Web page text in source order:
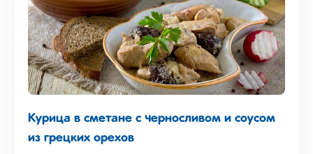
Курица в сметане с черносливом и соусом
из грецких орехов